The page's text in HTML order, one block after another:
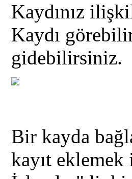
Kaydınız
Kaydı
gidebilirsiniz.
Bir kayda
kayıt